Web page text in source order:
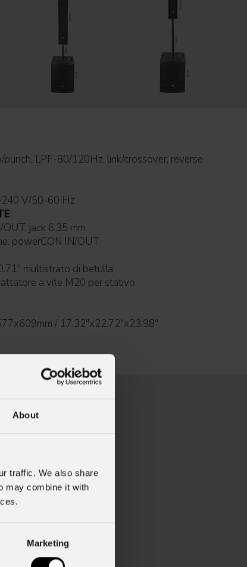
About
traffic. We also share
may combine it with
Marketing
220 V~240 V/50-60 Hz
XLR IN/OUT, jack 6.35 mm
Connessioni di alimentazione: powerCON IN/OUT
Materiale cabinet: 18mm / 0.71'' multistrato di betulla
di sospensione: adattatore a vite M20 per stativo
/ 17.32''x22.72''x23.98''